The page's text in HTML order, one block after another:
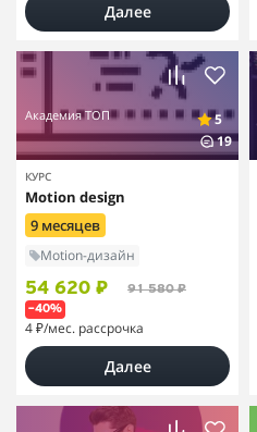
Далее
Академия ТОП
5
19
КУРС
Motion design
9 месяцев
Motion-дизайн
54 620 ₽ 91 580 ₽
–40%
4 ₽/мес. рассрочка
Далее